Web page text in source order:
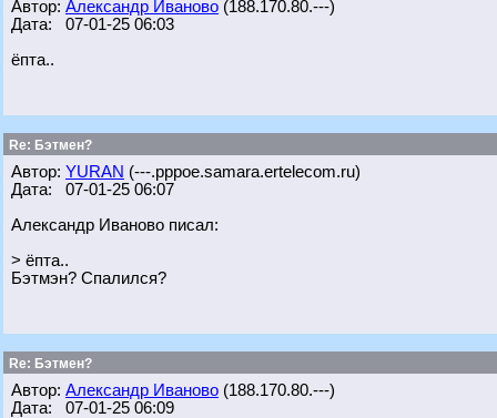
Автор: Александр Иваново (188.170.80.---)
Дата: 07-01-25 06:03
ёпта..
Re: Бэтмен?
Автор: YURAN (---.pppoe.samara.ertelecom.ru)
Дата: 07-01-25 06:07
Александр Иваново писал:
> ёпта..
Бэтмэн? Спалился?
Re: Бэтмен?
Автор: Александр Иваново (188.170.80.---)
Дата: 07-01-25 06:09